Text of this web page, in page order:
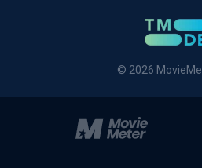
© 2026